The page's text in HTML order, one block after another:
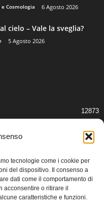
tecnologie come i cookie per
del dispositivo. Il consenso a
dati come il comportamento di
acconsentire o ritirare il
caratteristiche e funzioni.
Cosmologia 6 Agosto 2026
cielo – Vale la sveglia?
5 Agosto 2026
12873
2409